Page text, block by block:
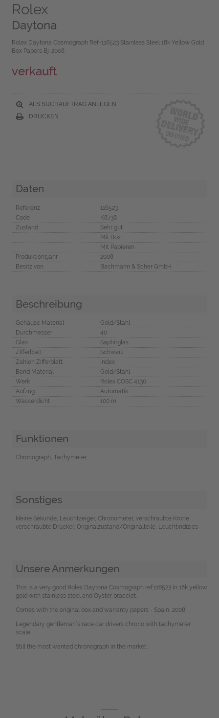
Rolex
Daytona
Rolex Daytona Cosmograph Ref-116523 Stainless Steel 18k Yellow Gold
Box Papers Bj-2008
verkauft
ALS SUCHAUFTRAG ANLEGEN
DRUCKEN
Daten
Referenz
116523
Code
K8738
Zustand
Sehr gut
Mit Box
Mit Papieren
Produktionsjahr
2008
Besitz von
Bachmann & Scher GmbH
Beschreibung
Gehäuse Material
Gold/Stahl
Durchmesser
40
Glas
Saphirglas
Zifferblatt
Schwarz
Zahlen Zifferblatt
Index
Band Material
Gold/Stahl
Werk
Rolex COSC 4130
Aufzug
Automatik
Wasserdicht
100 m
Funktionen
Chronograph, Tachymeter
Sonstiges
kleine Sekunde, Leuchtzeiger, Chronometer, verschraubte Krone,
verschraubte Drücker, Originalzustand/Originalteile, Leuchtindizies
Unsere Anmerkungen
This is a very good Rolex Daytona Cosmograph ref.116523 in 18k yellow
gold with stainless steel and Oyster bracelet.
Comes with the original box and warranty papers - Spain, 2008.
Legendary gentleman´s race car drivers chrono with tachymeter
scale.
Still the most wanted chronograph in the market...